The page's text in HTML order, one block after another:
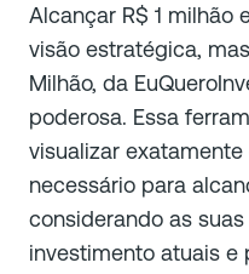
Alcançar R$ 1 milhão
visão estratégica,
Milhão, da
poderosa. Essa
visualizar
necessário para
considerando as
investimento atuais e